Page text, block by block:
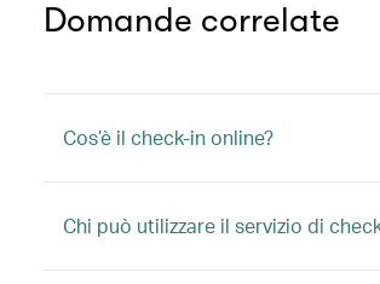
Domande correlate
Cos’è il check-in online?
Chi può utilizzare il servizio di